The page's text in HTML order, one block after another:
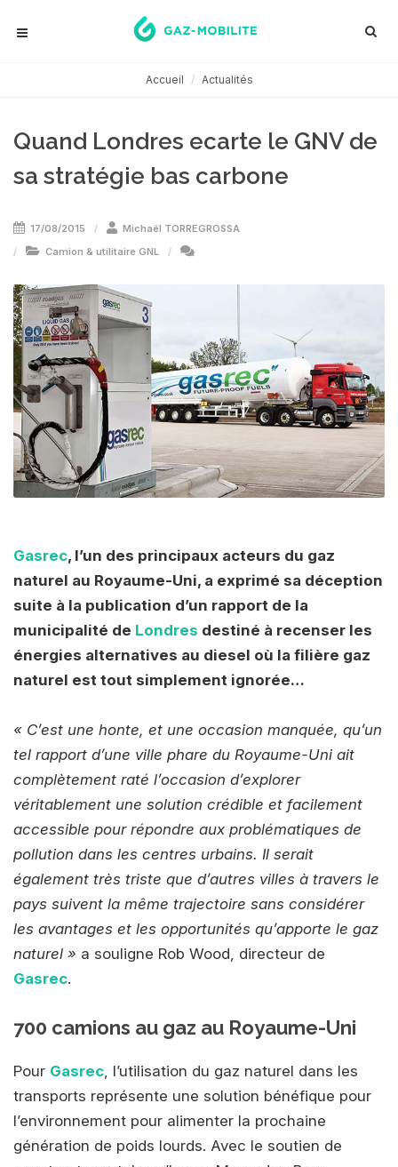
Accueil Actualités
Quand Londres ecarte le GNV de
sa stratégie bas carbone
17/08/2015
Michaël TORREGROSSA
Camion & utilitaire GNL
Gasrec, l’un des principaux acteurs du gaz
naturel au Royaume-Uni, a exprimé sa déception
suite à la publication d’un rapport de la
municipalité de Londres destiné à recenser les
énergies alternatives au diesel où la filière gaz
naturel est tout simplement ignorée…
« C’est une honte, et une occasion manquée, qu’un
tel rapport d’une ville phare du Royaume-Uni ait
complètement raté l’occasion d’explorer
véritablement une solution crédible et facilement
accessible pour répondre aux problématiques de
pollution dans les centres urbains. Il serait
également très triste que d’autres villes à travers le
pays suivent la même trajectoire sans considérer
les avantages et les opportunités qu’apporte le gaz
naturel » a souligne Rob Wood, directeur de
Gasrec.
700 camions au gaz au Royaume-Uni
Pour Gasrec, l’utilisation du gaz naturel dans les
transports représente une solution bénéfique pour
l’environnement pour alimenter la prochaine
génération de poids lourds. Avec le soutien de